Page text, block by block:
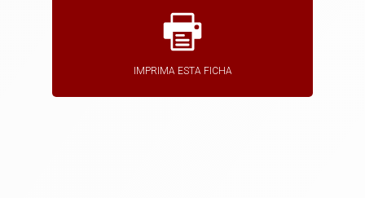
IMPRIMA ESTA FICHA